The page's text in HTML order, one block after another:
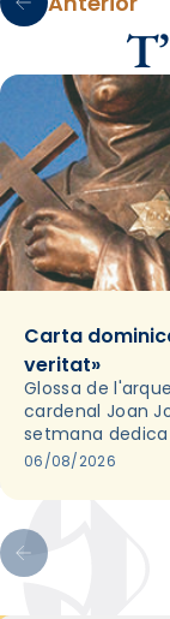
Carta
veritat»
Glossa de
cardenal Joan
setmana dedica
06/08/2026